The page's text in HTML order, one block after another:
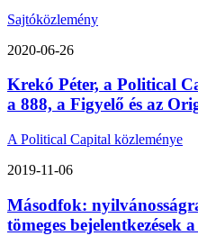
Sajtóközlemény
2020-06-26
Krekó Péter, a Political
a 888, a Figyelő és az
A Political Capital közleménye
2019-11-06
Másodfok:
tömeges bejelentkezések